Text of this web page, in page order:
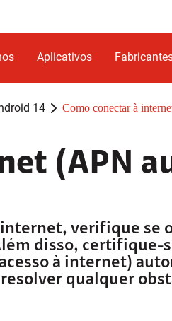
Aplicativos
14 Como conectar à
(APN
verifique se
disso, certifique-
à internet)
qualquer